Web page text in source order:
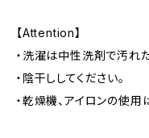
【Attention】
・洗濯は中性洗剤で汚れ
・陰干ししてください。
・乾燥機、アイロンの使用